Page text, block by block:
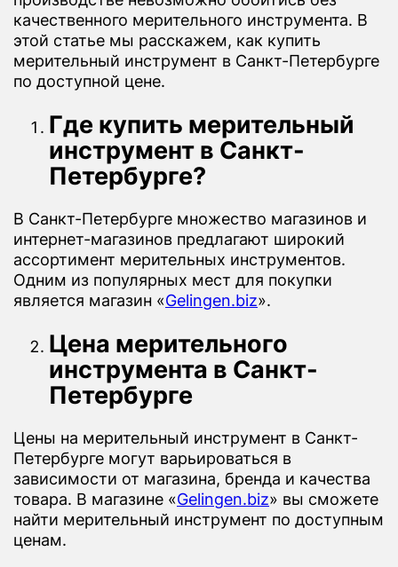
качественного мерительного инструмента. В
этой статье мы расскажем, как купить
мерительный инструмент в Санкт-Петербурге
по доступной цене.
Где купить мерительный
инструмент в Санкт-
Петербурге?
В Санкт-Петербурге множество магазинов и
интернет-магазинов предлагают широкий
ассортимент мерительных инструментов.
Одним из популярных мест для покупки
является магазин «Gelingen.biz».
Цена мерительного
инструмента в Санкт-
Петербурге
Цены на мерительный инструмент в Санкт-
Петербурге могут варьироваться в
зависимости от магазина, бренда и качества
товара. В магазине «Gelingen.biz» вы сможете
найти мерительный инструмент по доступным
ценам.